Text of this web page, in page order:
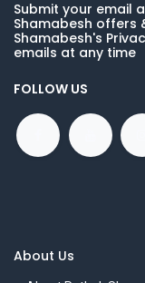
Submit your email
Shamabesh offers
Shamabesh's
emails at any time
FOLLOW US
About Us